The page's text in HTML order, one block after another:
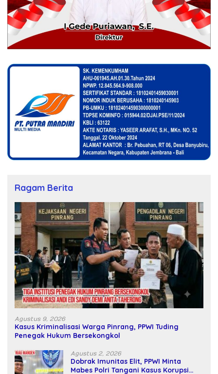
Ragam Berita
Agustus 9, 2026
Kasus Kriminalisasi Warga Pinrang, PPWI Tuding
Penegak Hukum Bersekongkol
Agustus 2, 2026
Dobrak Imunitas Elit, PPWI Minta
Mabes Polri Tangani Kasus Korupsi